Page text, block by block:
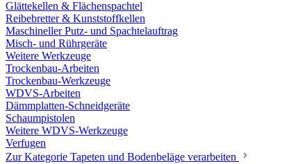
Glättekellen & Flächenspachtel
Reibebretter & Kunststoffkellen
Maschineller Putz- und Spachtelauftrag
Misch- und Rührgeräte
Weitere Werkzeuge
Trockenbau-Arbeiten
Trockenbau-Werkzeuge
WDVS-Arbeiten
Dämmplatten-Schneidgeräte
Schaumpistolen
Weitere WDVS-Werkzeuge
Verfugen
Zur Kategorie Tapeten und Bodenbeläge verarbeiten